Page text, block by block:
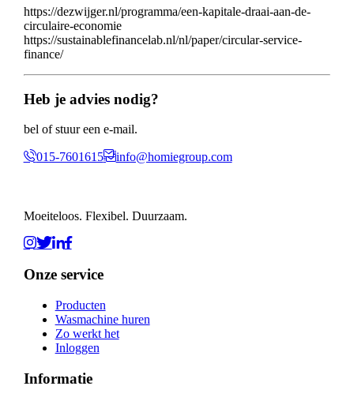
https://dezwijger.nl/programma/een-kapitale-draai-aan-de-
circulaire-economie
https://sustainablefinancelab.nl/nl/paper/circular-service-
finance/
Heb je advies nodig?
bel of stuur een e-mail.
015-7601615 info@homiegroup.com
Moeiteloos. Flexibel. Duurzaam.
Onze service
Producten
Wasmachine huren
Zo werkt het
Inloggen
Informatie